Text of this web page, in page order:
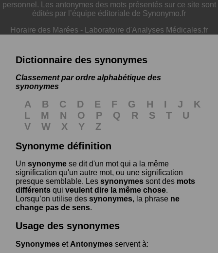
personnel. Les antonymes des mots présentés sur ce site sont
édités par l’équipe éditoriale de Synonymo.fr
Horaire des Marées - Laboratoire d'Analyses Médicales.fr
Dictionnaire des synonymes
Classement par ordre alphabétique des
synonymes
A B C D E F G H I J
K
L
M N O P Q R S T
U
V
W X Y
Z
Synonyme définition
Un synonyme se dit d'un mot qui a la même
signification qu'un autre mot, ou une signification
presque semblable. Les synonymes sont des mots
différents qui veulent dire la même chose.
Lorsqu’on utilise des synonymes, la phrase ne
change pas de sens.
Usage des synonymes
Synonymes et Antonymes servent à: